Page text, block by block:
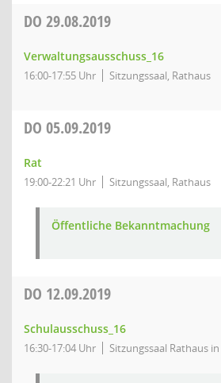
DO 29.08.2019
Verwaltungsausschuss_16
16:00-17:55 Uhr Sitzungssaal, Rathaus
DO 05.09.2019
Rat
19:00-22:21 Uhr Sitzungssaal, Rathaus
Öffentliche Bekanntmachung
DO 12.09.2019
Schulausschuss_16
16:30-17:04 Uhr Sitzungssaal Rathaus